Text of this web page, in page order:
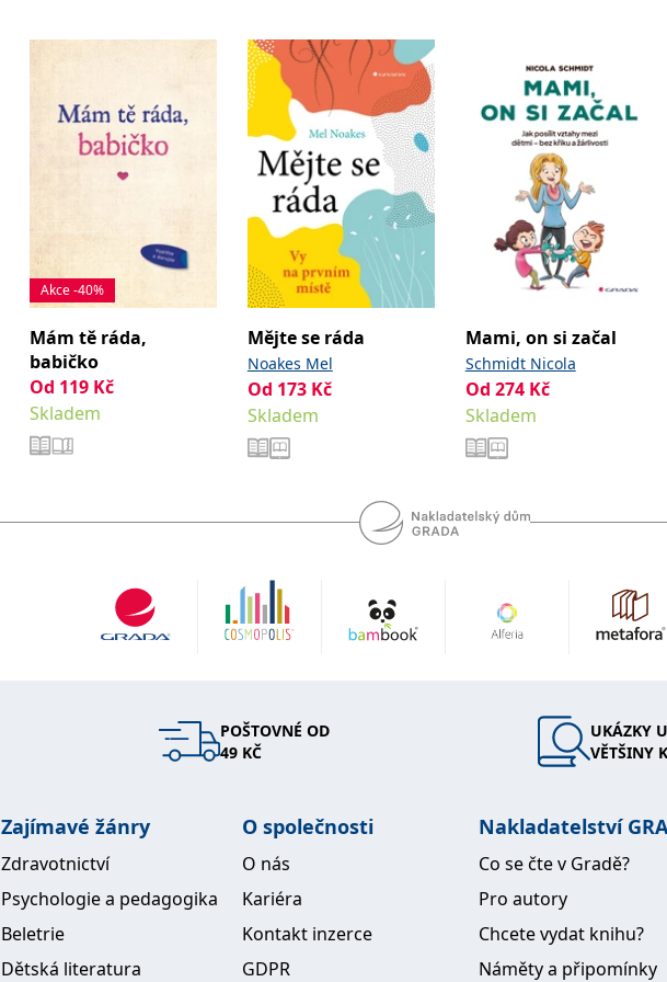
Akce -40%
Mám tě ráda,
babičko
Od 119 Kč
Skladem
Mějte se ráda
Noakes Mel
Od 173 Kč
Skladem
Mami, on si začal
Schmidt Nicola
Od 274 Kč
Skladem
POŠTOVNÉ OD
49 KČ
UKÁZKY U
VĚTŠINY
Zajímavé žánry
Zdravotnictví
Psychologie a pedagogika
Beletrie
Dětská literatura
O společnosti
O nás
Kariéra
Kontakt inzerce
GDPR
Nakladatelství
Co se čte v Gradě?
Pro autory
Chcete vydat knihu?
Náměty a připomínky